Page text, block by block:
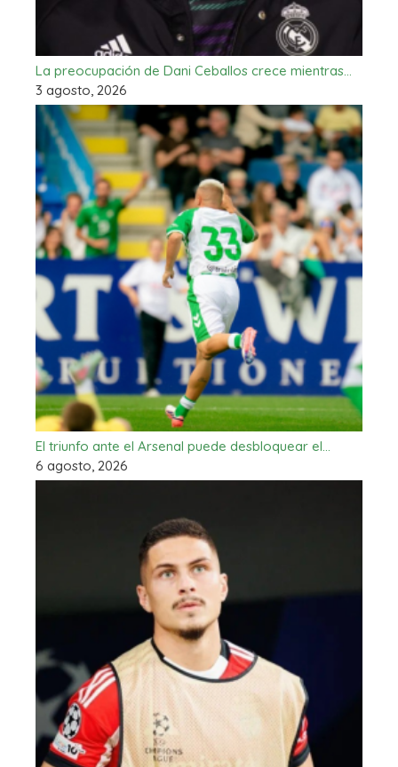
La preocupación de Dani Ceballos crece mientras…
3 agosto, 2026
El triunfo ante el Arsenal puede desbloquear el…
6 agosto, 2026